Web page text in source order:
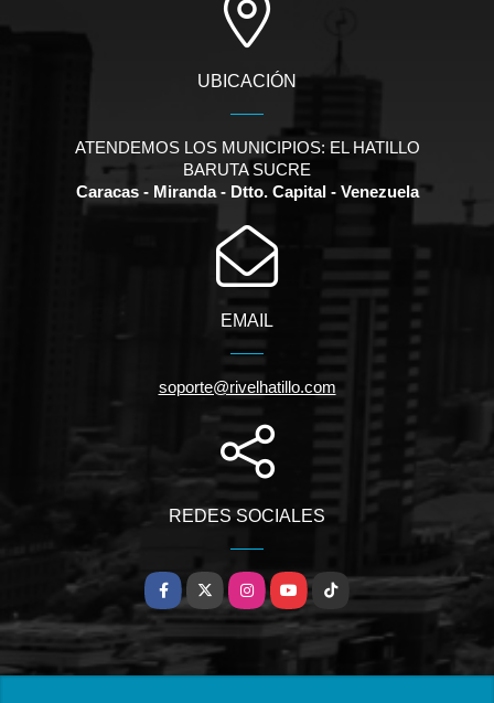
UBICACIÓN
ATENDEMOS LOS MUNICIPIOS: EL HATILLO
BARUTA SUCRE
Caracas - Miranda - Dtto. Capital - Venezuela
EMAIL
soporte@rivelhatillo.com
REDES SOCIALES
Facebook
X InstagramYouTubeTikTok